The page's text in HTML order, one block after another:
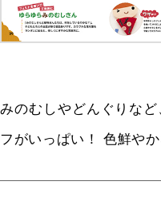
みのむしやどんぐりな
フがいっぱい！ 色鮮や